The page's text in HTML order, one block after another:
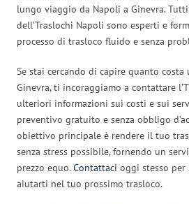
lungo viaggio da Napoli a Ginevra.
dell’Traslochi Napoli sono esperti e
processo di trasloco fluido e senza
Se stai cercando di capire quanto
Ginevra, ti incoraggiamo a contattare
ulteriori informazioni sui costi e sui
preventivo gratuito e senza obbligo
obiettivo principale è rendere il tuo
senza stress possibile, fornendo un
prezzo equo.Contattaci oggi stesso per
aiutarti nel tuo prossimo trasloco.